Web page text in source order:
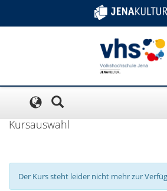
Kursauswahl
Der Kurs steht leider nicht mehr zur